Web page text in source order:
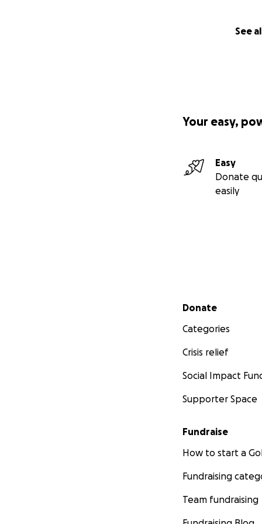
See
Your easy,
Easy
Donate
easily
Secondary menu
Donate
Categories
Crisis relief
Social Impact
Supporter Space
Fundraise
How to start a
Fundraising
Team fundraising